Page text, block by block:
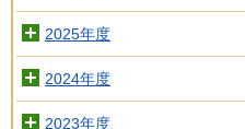
2025年度
2024年度
2023年度